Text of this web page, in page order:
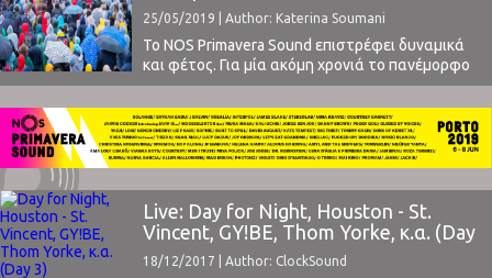
25/05/2019 | Author: Katerina Soumani
Το NOS Primavera Sound επιστρέφει δυναμικά
και φέτος. Για μία ακόμη χρονιά το πανέμορφο
Porto ετοιμάζεται να υποδεχτεί την 8η έκδοση
ενός από τα πιο αξιόλογα φεστιβάλ της
Ευρώπης.Όπως και τις προηγούμενες χρονιές,
το ραντεβού είναι στο Parque da Cidade, στις 6,
7 και 8 Ιουνίου, ενώ κατά τις μέρες λίγο ...
Live: Day for Night, Houston - St.
Vincent, GY!BE, Thom Yorke, κ.α. (Day
3)
18/12/2017 | Author: ClockSound